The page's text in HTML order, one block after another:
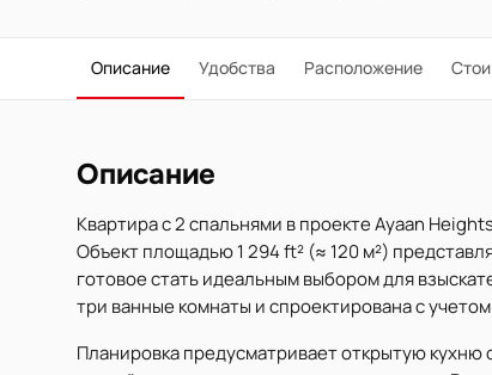
Описание Удобства Расположение
Описание
Квартира с 2 спальнями в проекте Ayaan
Объект площадью 1 294 ft² (≈ 120 м²)
готовое стать идеальным выбором для
три ванные комнаты и спроектирована с
Планировка предусматривает открытую